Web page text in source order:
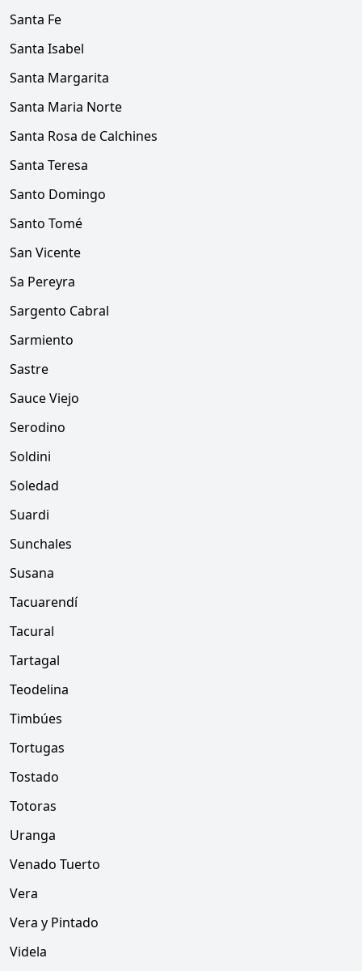
Santa Fe
Santa Isabel
Santa Margarita
Santa Maria Norte
Santa Rosa de Calchines
Santa Teresa
Santo Domingo
Santo Tomé
San Vicente
Sa Pereyra
Sargento Cabral
Sarmiento
Sastre
Sauce Viejo
Serodino
Soldini
Soledad
Suardi
Sunchales
Susana
Tacuarendí
Tacural
Tartagal
Teodelina
Timbúes
Tortugas
Tostado
Totoras
Uranga
Venado Tuerto
Vera
Vera y Pintado
Videla